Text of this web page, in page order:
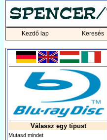
Kezdő lap Keresés
Válassz egy típust
Mutasd mindet